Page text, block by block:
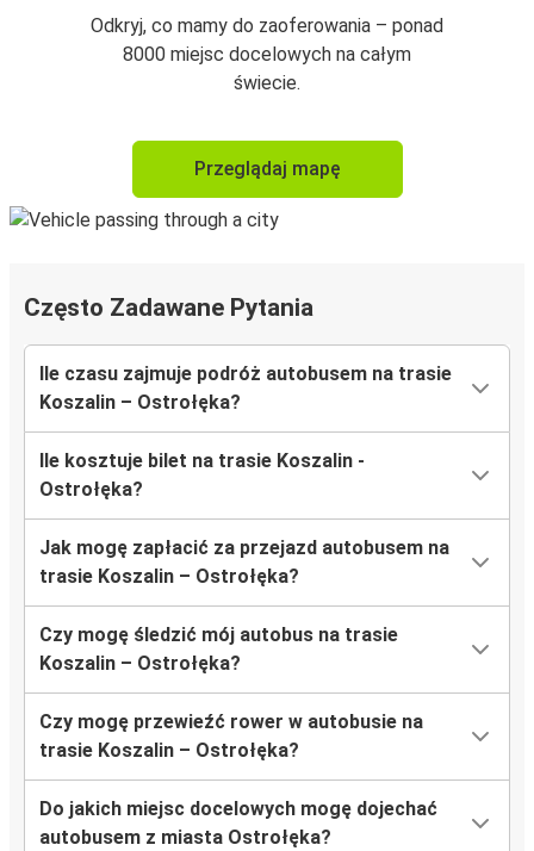
Odkryj, co mamy do zaoferowania – ponad
8000 miejsc docelowych na całym
świecie.
Przeglądaj mapę
Często Zadawane Pytania
Ile czasu zajmuje podróż autobusem na trasie
Koszalin – Ostrołęka?
Ile kosztuje bilet na trasie Koszalin -
Ostrołęka?
Jak mogę zapłacić za przejazd autobusem na
trasie Koszalin – Ostrołęka?
Czy mogę śledzić mój autobus na trasie
Koszalin – Ostrołęka?
Czy mogę przewieźć rower w autobusie na
trasie Koszalin – Ostrołęka?
Do jakich miejsc docelowych mogę dojechać
autobusem z miasta Ostrołęka?